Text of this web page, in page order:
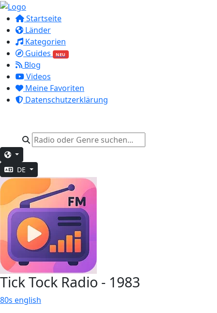
Startseite
Länder
Kategorien
Guides
NEU
Blog
Videos
Meine Favoriten
Datenschutzerklärung
DE
Tick Tock Radio - 1983
80s english